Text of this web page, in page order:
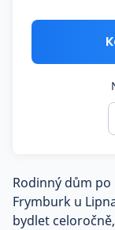
O nás
Rodinný dům
Frymburk u
bydlet